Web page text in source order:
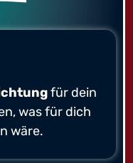
für dein
was für dich
wäre.